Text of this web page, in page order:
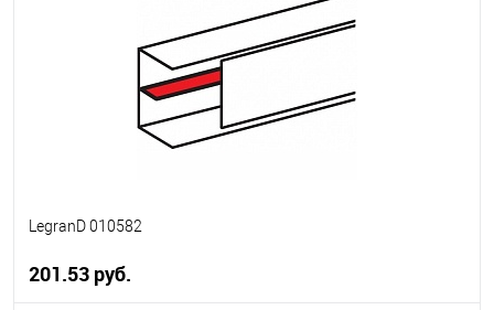
В наличии
LegranD 010582
201.53 руб.